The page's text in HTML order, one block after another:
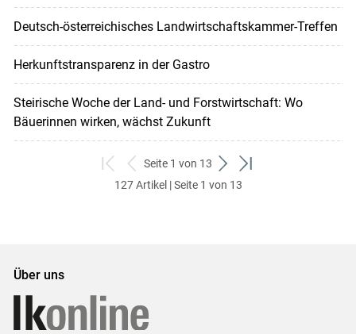
Deutsch-österreichisches Landwirtschaftskammer-Treffen
Herkunftstransparenz in der Gastro
Steirische Woche der Land- und Forstwirtschaft: Wo
Bäuerinnen wirken, wächst Zukunft
zum
ersten
zurück
zum
Seite 1 von 13
weiter
zum
zum
127 Artikel | Seite 1 von 13
Über uns